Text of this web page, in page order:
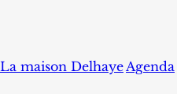
La maison Delhaye Agenda